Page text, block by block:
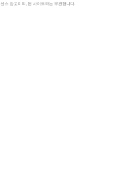
스 광고이며, 본 사이트와는 무관합니다.